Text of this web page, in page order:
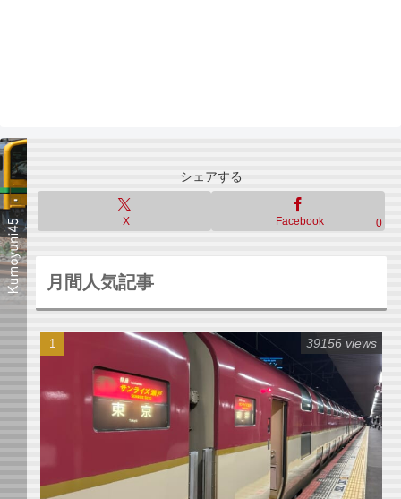
シェアする
X Facebook 0
月間人気記事
39156 views